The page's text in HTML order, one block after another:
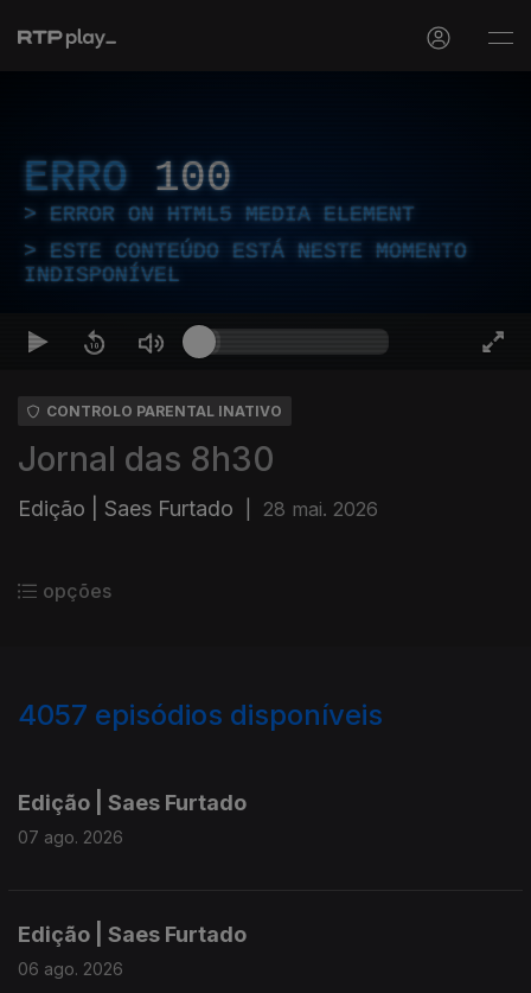
ERRO 100
ERROR ON HTML5 MEDIA ELEMENT
ESTE CONTEÚDO ESTÁ NESTE MOMENTO
INDISPONÍVEL
CONTROLO PARENTAL INATIVO
Jornal das 8h30
Edição | Saes Furtado 28 mai. 2026
opções
4057 episódios disponíveis
Edição | Saes Furtado
07 ago. 2026
Edição | Saes Furtado
06 ago. 2026